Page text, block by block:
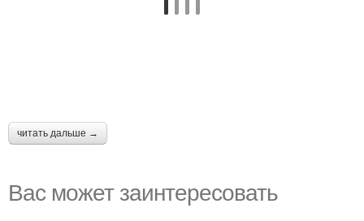
читать дальше →
Вас может заинтересовать